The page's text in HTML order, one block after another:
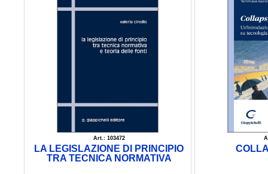
Art.: 103472
LA LEGISLAZIONE DI PRINCIPIO
TRA TECNICA NORMATIVA